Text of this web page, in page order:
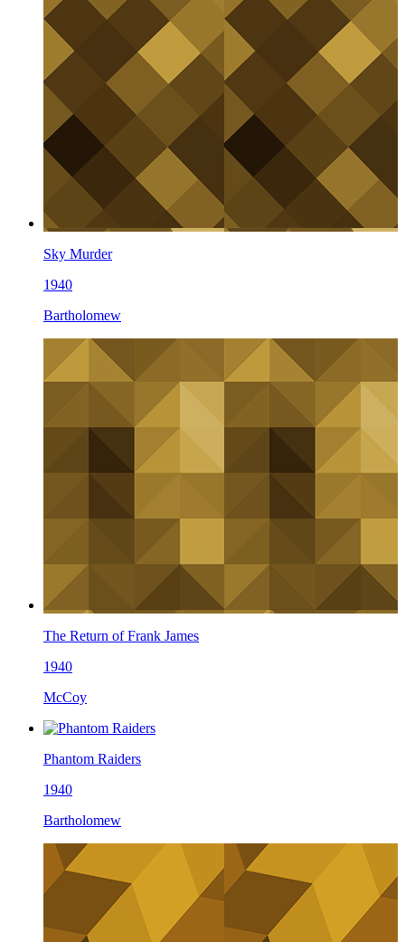
Sky Murder
1940
Bartholomew
The Return of Frank James
1940
McCoy
Phantom Raiders
1940
Bartholomew